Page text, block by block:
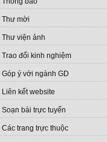
Thư mời
Thư viện ảnh
Trao đổi kinh nghiệm
Góp ý với ngành GD
Liên kết website
Soạn bài trực tuyến
Các trang trực thuộc